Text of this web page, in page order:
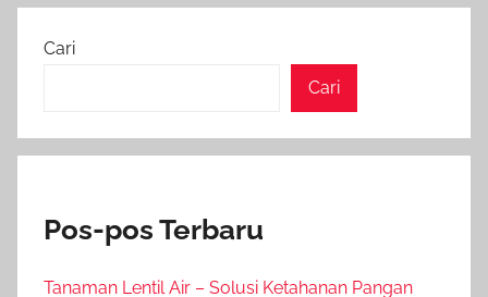
Cari
Cari
Pos-pos Terbaru
Tanaman Lentil Air – Solusi Ketahanan Pangan